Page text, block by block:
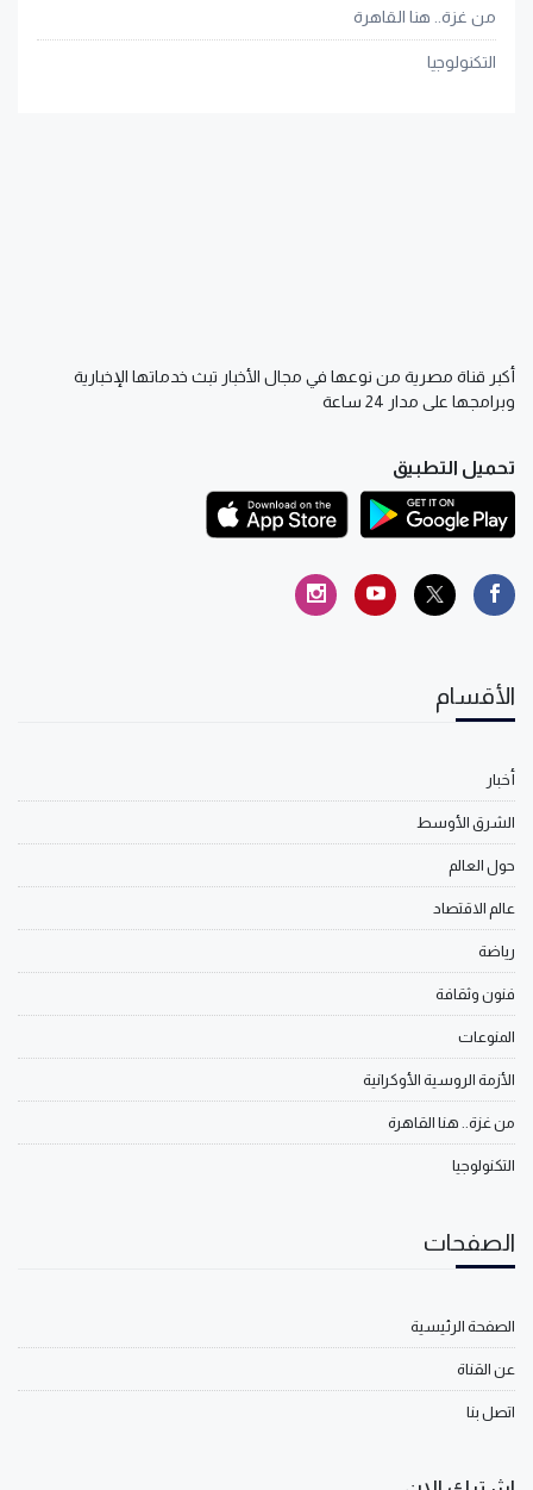
من غزة.. هنا القاهرة
التكنولوجيا
أكبر قناة مصرية من نوعها في مجال الأخبار تبث خدماتها الإخبارية
وبرامجها على مدار 24 ساعة
تحميل التطبيق
الأقسام
أخبار
الشرق الأوسط
حول العالم
عالم الاقتصاد
رياضة
فنون وثقافة
المنوعات
الأزمة الروسية الأوكرانية
من غزة.. هنا القاهرة
التكنولوجيا
الصفحات
الصفحة الرئيسية
عن القناة
اتصل بنا